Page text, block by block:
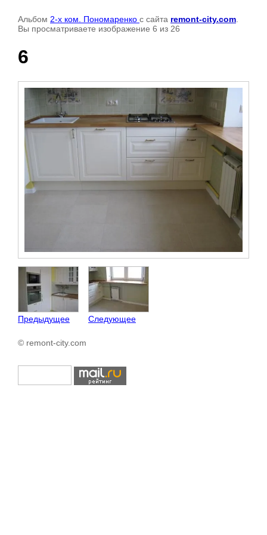
Альбом 2-х ком. Пономаренко с сайта remont-city.com
Вы просматриваете изображение 6 из 26
6
Предыдущее Следующее
© remont-city.com